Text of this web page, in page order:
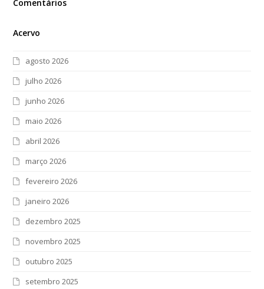
Comentários
Acervo
agosto 2026
julho 2026
junho 2026
maio 2026
abril 2026
março 2026
fevereiro 2026
janeiro 2026
dezembro 2025
novembro 2025
outubro 2025
setembro 2025